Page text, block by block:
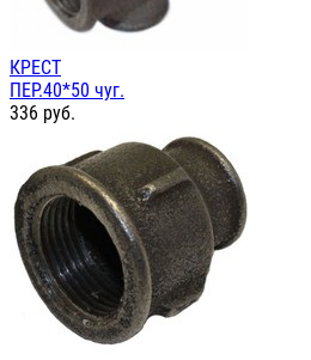
КРЕСТ
ПЕР.40*50 чуг.
336 руб.